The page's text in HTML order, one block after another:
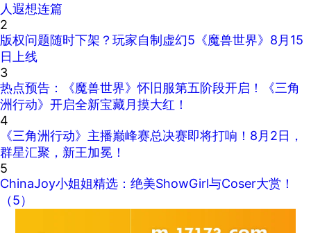
人遐想连篇
2
版权问题随时下架？玩家自制虚幻5《魔兽世界》8月15
日上线
3
热点预告：《魔兽世界》怀旧服第五阶段开启！《三角
洲行动》开启全新宝藏月摸大红！
4
《三角洲行动》主播巅峰赛总决赛即将打响！8月2日，
群星汇聚，新王加冕！
5
ChinaJoy小姐姐精选：绝美ShowGirl与Coser大赏！
（5）